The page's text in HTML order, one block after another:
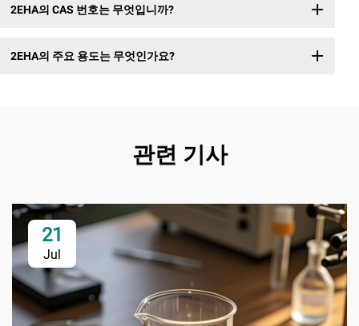
2EHA의 CAS 번호는 무엇입니까?
2EHA의 주요 용도는 무엇인가요?
관련 기사
21
Jul